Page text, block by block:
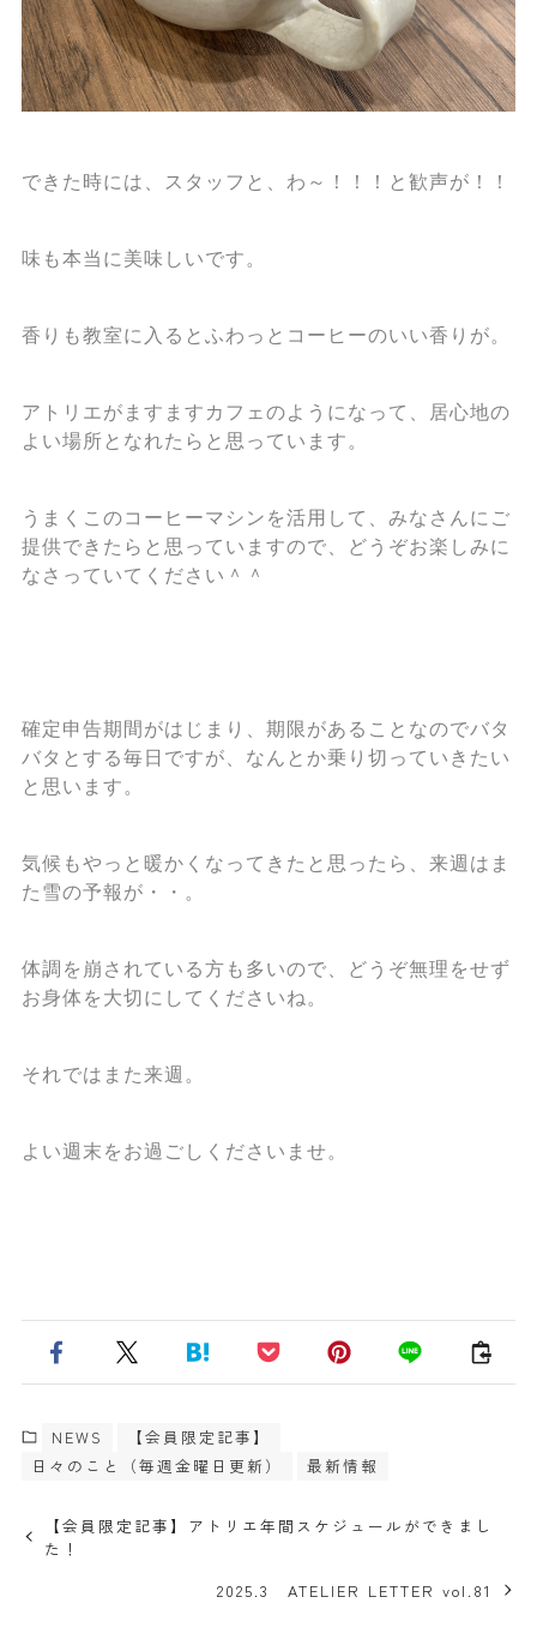
できた時には、スタッフと、わ～！！！と歓声が！！
味も本当に美味しいです。
香りも教室に入るとふわっとコーヒーのいい香りが。
アトリエがますますカフェのようになって、居心地の
よい場所となれたらと思っています。
うまくこのコーヒーマシンを活用して、みなさんにご
提供できたらと思っていますので、どうぞお楽しみに
なさっていてください＾＾
確定申告期間がはじまり、期限があることなのでバタ
バタとする毎日ですが、なんとか乗り切っていきたい
と思います。
気候もやっと暖かくなってきたと思ったら、来週はま
た雪の予報が・・。
体調を崩されている方も多いので、どうぞ無理をせず
お身体を大切にしてくださいね。
それではまた来週。
よい週末をお過ごしくださいませ。
NEWS
【会員限定記事】
日々のこと（毎週金曜日更新）
最新情報
【会員限定記事】アトリエ年間スケジュールができまし
た！
2025.3 ATELIER LETTER vol.81